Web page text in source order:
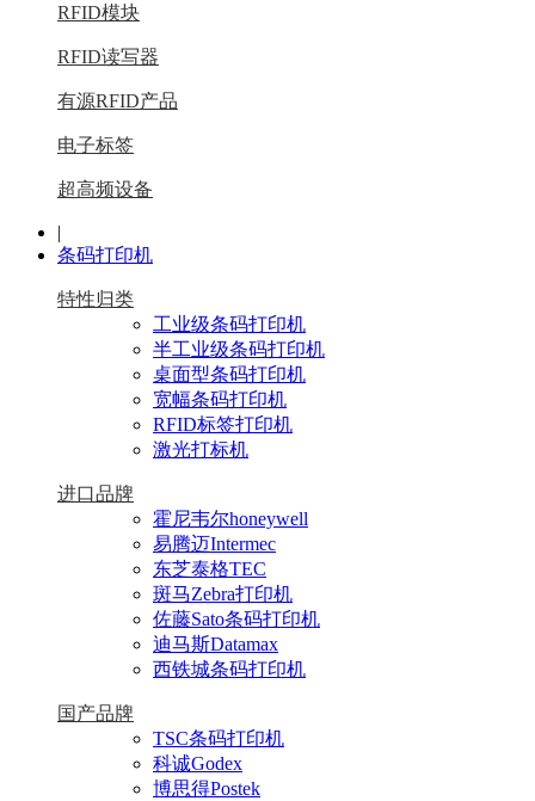
RFID模块
RFID读写器
有源RFID产品
电子标签
超高频设备
|
条码打印机
特性归类
工业级条码打印机
半工业级条码打印机
桌面型条码打印机
宽幅条码打印机
RFID标签打印机
激光打标机
进口品牌
霍尼韦尔honeywell
易腾迈Intermec
东芝泰格TEC
斑马Zebra打印机
佐藤Sato条码打印机
迪马斯Datamax
西铁城条码打印机
国产品牌
TSC条码打印机
科诚Godex
博思得Postek